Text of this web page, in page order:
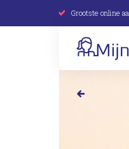
Grootste online